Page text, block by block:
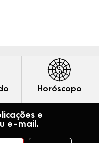
Horóscopo
e
e-mail.